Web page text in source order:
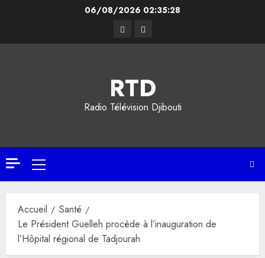
06/08/2026 02:35:29
FacebookYouTube
RTD
Radio Télévision Djibouti
Menu
principal
Accueil
Santé
Le Président Guelleh procède à l’inauguration de
l’Hôpital régional de Tadjourah